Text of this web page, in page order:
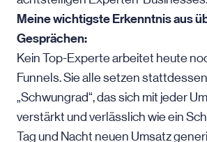
Meine wichtigste Erkenntnis aus
Gesprächen:
Kein Top-Experte arbeitet heute
Funnels. Sie alle setzen
„Schwungrad“, das sich mit jeder
verstärkt und verlässlich wie ein
Tag und Nacht neuen Umsatz